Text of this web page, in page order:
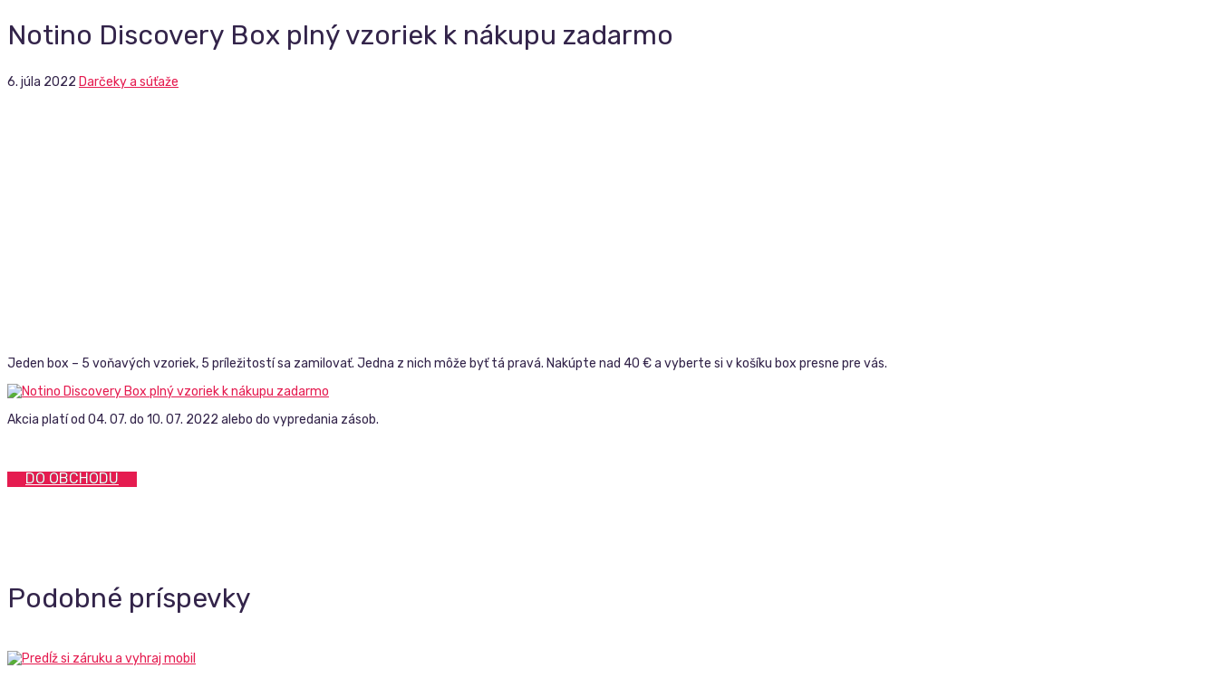
Notino Discovery Box plný vzoriek k nákupu zadarmo
6. júla 2022 Darčeky a súťaže
Jeden box – 5 voňavých vzoriek, 5 príležitostí sa zamilovať. Jedna z nich môže byť tá pravá. Nakúpte nad 40 € a vyberte si v košíku box presne pre vás.
Akcia platí od 04. 07. do 10. 07. 2022 alebo do vypredania zásob.
DO OBCHODU
Podobné príspevky